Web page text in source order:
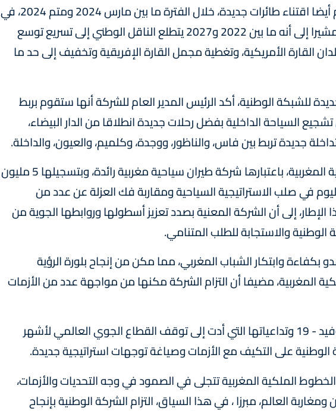
وقال السيد عدو إن الشركة تعتزم أيضا اقتناء طائرات جديدة، خلال الفترة ما بين مارس 2024 ومتم 2024، في
إطار تنزيل استراتيجيتها التنموية، مشيرا إلى أنه ما بين 2022 و2027 يتطلع الناقل الوطني إلى تسريع توسع
القارة الأمريكية، وتغطية مجمل القارة الإفريقية وتخفيف إلى حد ما
للشبكة الوطنية، أكد الرئيس المدير العام للشركة أنها ستقوم بربط
السياحة الداخلية بفضل رحلات جديدة انطلاقا من الدار البيضاء،
جديدة تربط بين فاس، والناظور، ووجدة، وكلميم، والعيون، والداخلة.
وأضاف أن شركة الخطوط الملكية المغربية، باعتبارها شركة طيران سياحية مغربية رائدة، وبتسجيلها 5 مليون
في صلب الاستراتيجية السياحية ومقاربة فك العزلة عن عدد من
إلى أن الشركة المعنية بصدد تعزيز أسطولها وروابطها الجوية من
الوطنية والاستجابة للطلب المتنامي.
وابتكار الشباب المغربي، مما مكن من إنجاح بلورة الرؤية
المغربية، مضيفا أن التزام الشركة مكنها من مواجهة عدد من الأزمات
وفي هذا الصدد، ذكَّرَ بأن أزمة كوفيد - 19 وتداعياتها التي أدت إلى توقف القطاع الجوي العالمي لأشهر
على التكيف مع الأزمات وصياغة توجهات استراتيجية جديدة.
الملكية المغربية تتجلى في الصمود في وجه التحديات والأزمات،
العالم، مبرزا ، في هذا السياق، التزام الشركة الوطنية بإنجاح